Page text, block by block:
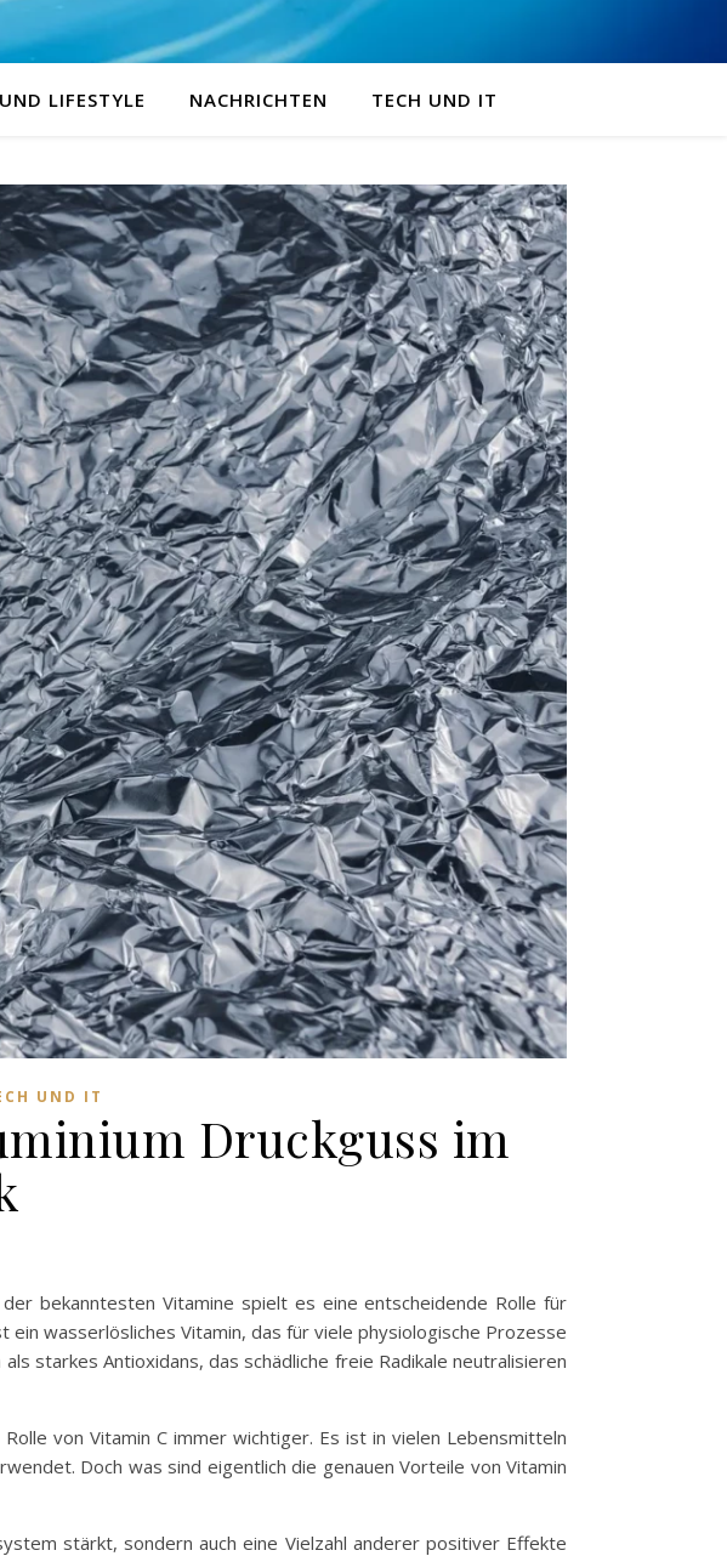
LIFESTYLE NACHRICHTEN TECH UND IT
UND IT
Druckguss im
bekanntesten Vitamine spielt es eine entscheidende Rolle für
ein wasserlösliches Vitamin, das für viele physiologische Prozesse
starkes Antioxidans, das schädliche freie Radikale neutralisieren
von Vitamin C immer wichtiger. Es ist in vielen Lebensmitteln
Doch was sind eigentlich die genauen Vorteile von Vitamin
stärkt, sondern auch eine Vielzahl anderer positiver Effekte